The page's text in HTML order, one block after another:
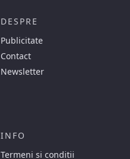
DESPRE
Publicitate
Contact
Newsletter
INFO
Termeni si conditii